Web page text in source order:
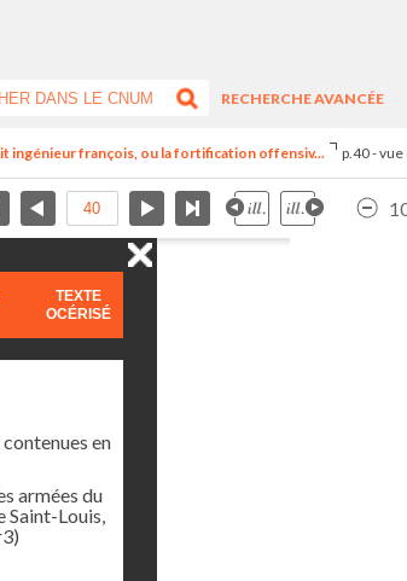
RECHERCHE AVANCÉE
ingénieur françois, ou la fortification offensiv... p.40 -
TEXTE
OCÉRISÉ
en
armées du
Saint-Louis,